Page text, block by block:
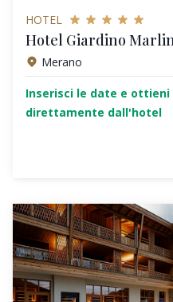
HOTEL
Hotel Giardino
Merano
Inserisci le date e
direttamente dall'hotel